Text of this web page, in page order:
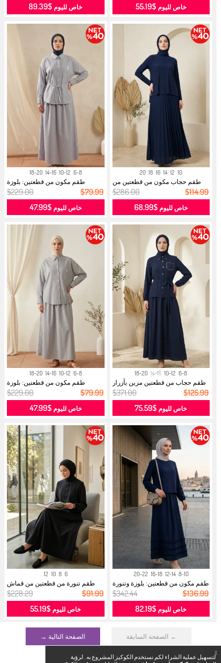
Xلتسهيل عملية الشراء لكم نستخدم الكوكيز المشروع به . لرؤية
خاص لليوم$55.19 خاص لليوم $89.39
10
12
14
16
18
20
طقم حجاب مكون من قطعتين من
قماش سان...
$286.00 $114.99
خاص لليوم$68.99
6-8
10-12
14-16
18-20
طقم مكون من قطعتين: بلوزة
مخططة بيا...
$229.00 $79.99
خاص لليوم$47.99
6-8
10-12
14-16
18-20
طقم حجاب من قطعتين مزين بأزرار
وتفا...
$371.00 $125.99
خاص لليوم $75.59
6-8
10-12
14-16
18-20
طقم مكون من قطعتين: بلوزة
مخططة بيا...
$229.00 $79.99
خاص لليوم$47.99
8-10
12-14
16-18
20-22
طقم مكون من قطعتين: بلوزة وتنورة
مك...
$342.44 $136.99
خاص لليوم $82.19
6
8
10
12
طقم تنورة من قطعتين من قماش
مزدوج 5...
$228.29 $91.99
خاص لليوم $55.19
← الصفحة السابقة الصفحة التالية →